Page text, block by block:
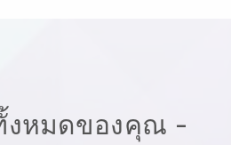
งหมดของคุณ -